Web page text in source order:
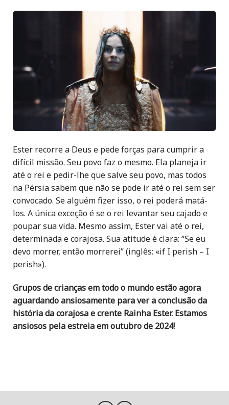
Ester recorre a Deus e pede forças para cumprir a
difícil missão. Seu povo faz o mesmo. Ela planeja ir
até o rei e pedir-lhe que salve seu povo, mas todos
na Pérsia sabem que não se pode ir até o rei sem ser
convocado. Se alguém fizer isso, o rei poderá matá-
los. A única exceção é se o rei levantar seu cajado e
poupar sua vida. Mesmo assim, Ester vai até o rei,
determinada e corajosa. Sua atitude é clara: “Se eu
devo morrer, então morrerei” (inglês: «if I perish – I
perish»).
Grupos de crianças em todo o mundo estão agora
aguardando ansiosamente para ver a conclusão da
história da corajosa e crente Rainha Ester. Estamos
ansiosos pela estreia em outubro de 2024!